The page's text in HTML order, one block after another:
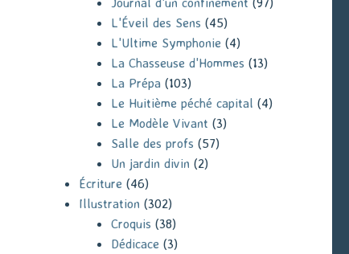
L'Éveil des Sens (45)
L'Ultime Symphonie (4)
La Chasseuse d'Hommes (13)
La Prépa(103)
Le Huitième péché capital (4)
Le Modèle Vivant (3)
Salle des profs (57)
Un jardin divin (2)
Écriture (46)
Illustration (302)
Croquis (38)
Dédicace (3)